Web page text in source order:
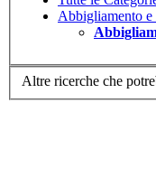
Abbigliamento e
Altre ricerche che